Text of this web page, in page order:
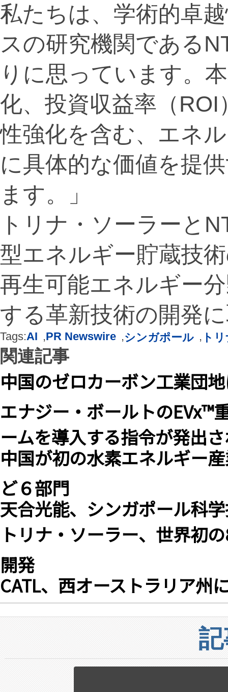
私たちは、学術的卓
スの研究機関である
りに思っています。
化、投資収益率（
性強化を含む、エネ
に具体的な価値を提
ます。」
トリナ・ソーラーと
型エネルギー貯蔵技
再生可能エネルギー
する革新技術の開発
Tags:AI ,PR Newswire ,シンガポール , ト
関連記事
中国のゼロカーボン工業団
エナジー・ボールトのEVx™
ームを導入する指令が発出
中国が初の水素エネルギー
ど６部門
天合光能、シンガポール科
トリナ・ソーラー、世界初
開発
CATL、西オーストラリア州